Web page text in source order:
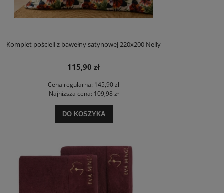
Komplet pościeli z bawełny satynowej 220x200 Nelly
115,90 zł
Cena regularna: 145,90 zł
Najniższa cena:109,98 zł
DO KOSZYKA